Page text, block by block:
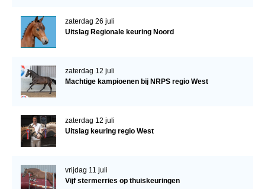
zaterdag 26 juli
Uitslag Regionale keuring Noord
zaterdag 12 juli
Machtige kampioenen bij NRPS regio West
zaterdag 12 juli
Uitslag keuring regio West
vrijdag 11 juli
Vijf stermerries op thuiskeuringen